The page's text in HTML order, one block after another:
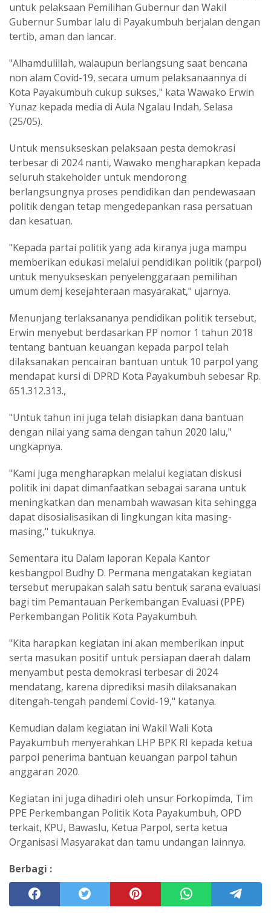
untuk pelaksaan Pemilihan Gubernur dan Wakil
Gubernur Sumbar lalu di Payakumbuh berjalan dengan
tertib, aman dan lancar.
"Alhamdulillah, walaupun berlangsung saat bencana
non alam Covid-19, secara umum pelaksanaannya di
Kota Payakumbuh cukup sukses," kata Wawako Erwin
Yunaz kepada media di Aula Ngalau Indah, Selasa
(25/05).
Untuk mensukseskan pelaksaan pesta demokrasi
terbesar di 2024 nanti, Wawako mengharapkan kepada
seluruh stakeholder untuk mendorong
berlangsungnya proses pendidikan dan pendewasaan
politik dengan tetap mengedepankan rasa persatuan
dan kesatuan.
"Kepada partai politik yang ada kiranya juga mampu
memberikan edukasi melalui pendidikan politik (parpol)
untuk menyukseskan penyelenggaraan pemilihan
umum demj kesejahteraan masyarakat," ujarnya.
Menunjang terlaksananya pendidikan politik tersebut,
Erwin menyebut berdasarkan PP nomor 1 tahun 2018
tentang bantuan keuangan kepada parpol telah
dilaksanakan pencairan bantuan untuk 10 parpol yang
mendapat kursi di DPRD Kota Payakumbuh sebesar Rp.
651.312.313.,
"Untuk tahun ini juga telah disiapkan dana bantuan
dengan nilai yang sama dengan tahun 2020 lalu,"
ungkapnya.
"Kami juga mengharapkan melalui kegiatan diskusi
politik ini dapat dimanfaatkan sebagai sarana untuk
meningkatkan dan menambah wawasan kita sehingga
dapat disosialisasikan di lingkungan kita masing-
masing," tukuknya.
Sementara itu Dalam laporan Kepala Kantor
kesbangpol Budhy D. Permana mengatakan kegiatan
tersebut merupakan salah satu bentuk sarana evaluasi
bagi tim Pemantauan Perkembangan Evaluasi (PPE)
Perkembangan Politik Kota Payakumbuh.
"Kita harapkan kegiatan ini akan memberikan input
serta masukan positif untuk persiapan daerah dalam
menyambut pesta demokrasi terbesar di 2024
mendatang, karena diprediksi masih dilaksanakan
ditengah-tengah pandemi Covid-19," katanya.
Kemudian dalam kegiatan ini Wakil Wali Kota
Payakumbuh menyerahkan LHP BPK RI kepada ketua
parpol penerima bantuan keuangan parpol tahun
anggaran 2020.
Kegiatan ini juga dihadiri oleh unsur Forkopimda, Tim
PPE Perkembangan Politik Kota Payakumbuh, OPD
terkait, KPU, Bawaslu, Ketua Parpol, serta ketua
Organisasi Masyarakat dan tamu undangan lainnya.
Berbagi :